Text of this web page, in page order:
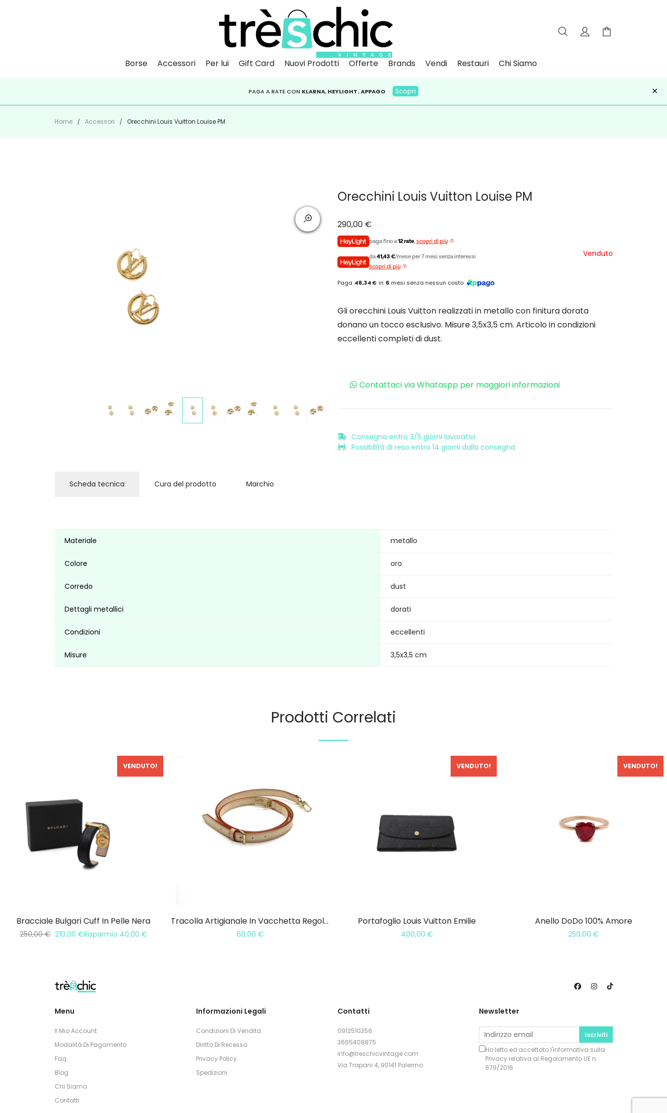
Borse Accessori Per lui Gift Card Nuovi Prodotti Offerte Brands Vendi Restauri Chi Siamo
PAGA A RATE CON KLARNA, HEYLIGHT,APPAGO Scopri
ISCRIVITI ALLA NEWSLETTER PER NON PERDERE SCONTI E OFFERTE IMPERDIBILI!
RESO GARANTITO ENTRO 14 GIORNI ×
Home Accessori Orecchini Louis Vuitton Louise PM
Orecchini Louis Vuitton Louise PM
290,00 €
paga fino a12 rate, scopri di più
da41,43 €/mese per 7 mesi senza interessi
scopri di più
Paga 48,34 € in 6 mesi senza nessun costo
Venduto
Gli orecchini Louis Vuitton realizzati in metallo con finitura dorata
donano un tocco esclusivo. Misure 3,5x3,5 cm. Articolo in condizioni
eccellenti completi di dust.
Contattaci via Whataspp per maggiori informazioni
Consegna entro 3/5 giorni lavorativi
Possibilità di reso entro 14 giorni dalla consegna
Scheda tecnica Cura del prodotto Marchio
Materiale metallo
Colore oro
Corredo dust
Dettagli metallici dorati
Condizioni eccellenti
Misure 3,5x3,5 cm
Prodotti Correlati
In Saldo!
VENDUTO!
Bracciale Bulgari Cuff In Pelle Nera
250,00€ 210,00 €Risparmio 40,00 €
Tracolla Artigianale In Vacchetta Regolabile 20MM
60,00 €
VENDUTO!
Portafoglio Louis Vuitton Emilie
400,00 €
VENDUTO!
Anello DoDo 100% Amore
250,00 €
Menu
Il Mio Account
Modalità Di Pagamento
Faq
Blog
Chi Siamo
Contatti
Informazioni Legali
Condizioni Di Vendita
Diritto Di Recesso
Privacy Policy
Spedizioni
Contatti
0912510356
3665408875
info@treschicvintage.com
Via Trapani 4, 90141 Palermo
Newsletter
Iscriviti
Ho letto ed accettato l'informativa sulla
Privacyrelativa al Regolamento UE n.
679/2016